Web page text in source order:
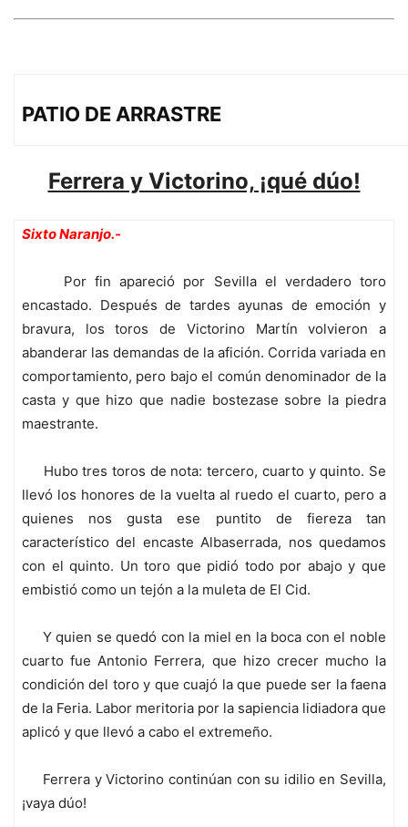
PATIO DE ARRASTRE
Ferrera y Victorino, ¡qué dúo!
Sixto Naranjo.-
Por fin apareció por Sevilla el verdadero toro
encastado. Después de tardes ayunas de emoción y
bravura, los toros de Victorino Martín volvieron a
abanderar las demandas de la afición. Corrida variada en
comportamiento, pero bajo el común denominador de la
casta y que hizo que nadie bostezase sobre la piedra
maestrante.
Hubo tres toros de nota: tercero, cuarto y quinto. Se
llevó los honores de la vuelta al ruedo el cuarto, pero a
quienes nos gusta ese puntito de fiereza tan
característico del encaste Albaserrada, nos quedamos
con el quinto. Un toro que pidió todo por abajo y que
embistió como un tejón a la muleta de El Cid.
Y quien se quedó con la miel en la boca con el noble
cuarto fue Antonio Ferrera, que hizo crecer mucho la
condición del toro y que cuajó la que puede ser la faena
de la Feria. Labor meritoria por la sapiencia lidiadora que
aplicó y que llevó a cabo el extremeño.
Ferrera y Victorino continúan con su idilio en Sevilla,
¡vaya dúo!